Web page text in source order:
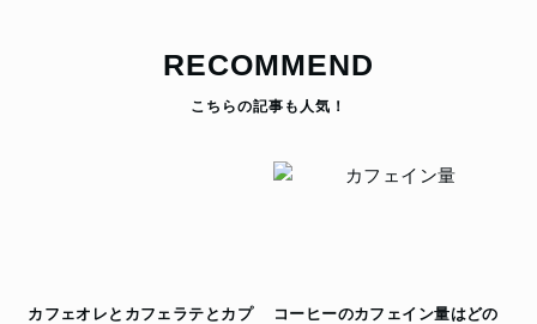
RECOMMEND
カフェオレとカフェラテとカプ
コーヒーのカフェイン量はどの